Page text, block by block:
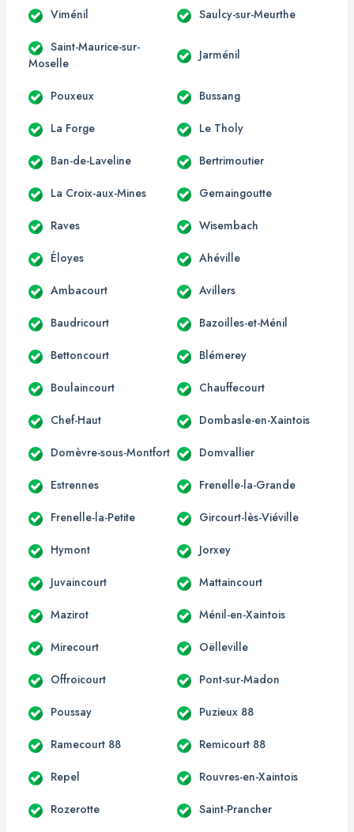
Viménil Saulcy-sur-Meurthe
Saint-Maurice-sur-
Moselle
Jarménil
Pouxeux Bussang
La Forge Le Tholy
Ban-de-Laveline Bertrimoutier
La Croix-aux-Mines Gemaingoutte
Raves Wisembach
Éloyes Ahéville
Ambacourt Avillers
Baudricourt Bazoilles-et-Ménil
Bettoncourt Blémerey
Boulaincourt Chauffecourt
Chef-Haut Dombasle-en-Xaintois
Domèvre-sous-Montfort Domvallier
Estrennes Frenelle-la-Grande
Frenelle-la-Petite Gircourt-lès-Viéville
Hymont Jorxey
Juvaincourt Mattaincourt
Mazirot Ménil-en-Xaintois
Mirecourt Oëlleville
Offroicourt Pont-sur-Madon
Poussay Puzieux 88
Ramecourt 88 Remicourt 88
Repel Rouvres-en-Xaintois
Rozerotte Saint-Prancher